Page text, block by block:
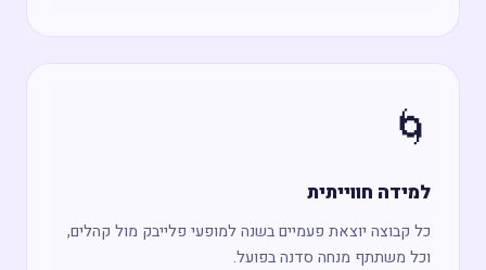
🌀
למידה חווייתית
כל קבוצה יוצאת פעמיים בשנה למופעי פלייבק מול קהלים,
וכל משתתף מנחה סדנה בפועל.